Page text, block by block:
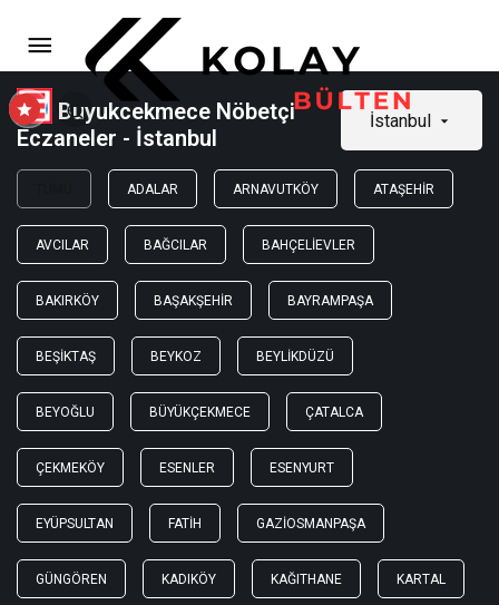
Buyukcekmece Nöbetçi
Eczaneler - İstanbul
İstanbul
ADALAR ARNAVUTKÖY ATAŞEHIR
AVCILAR BAĞCILAR BAHÇELIEVLER
BAKIRKÖY BAŞAKŞEHIR BAYRAMPAŞA
BEŞIKTAŞ BEYKOZ BEYLIKDÜZÜ
BEYOĞLU BÜYÜKÇEKMECE ÇATALCA
ÇEKMEKÖY ESENLER ESENYURT
EYÜPSULTAN FATIH GAZIOSMANPAŞA
GÜNGÖREN KADIKÖY KAĞITHANE KARTAL